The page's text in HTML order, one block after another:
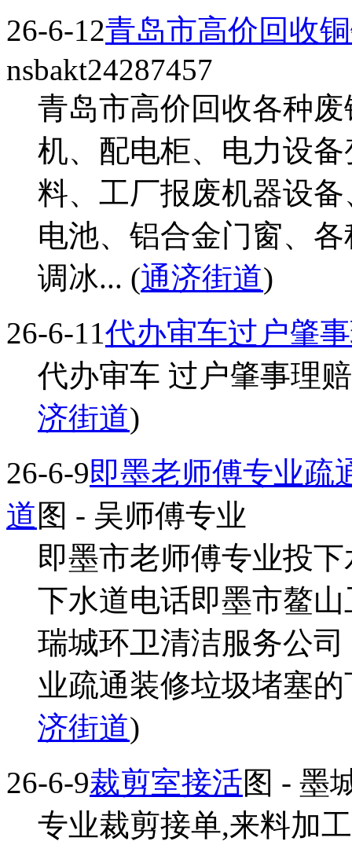
26-6-12青岛市高价回收
nsbakt24287457
青岛市高价回收各种
机、配电柜、电力设
料、工厂报废机器设
电池、铝合金门窗、
调冰... (通济街道)
26-6-11代办审车过户肇
代办审车 过户肇事理
济街道)
26-6-9即墨老师傅专业疏
道图 - 吴师傅专业
即墨市老师傅专业投
下水道电话即墨市鳌
瑞城环卫清洁服务公
业疏通装修垃圾堵塞
济街道)
26-6-9裁剪室接活图 - 墨
专业裁剪接单,来料加